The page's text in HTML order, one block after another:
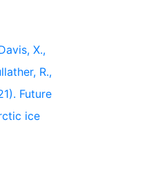
X.,
R.,
Future
ice